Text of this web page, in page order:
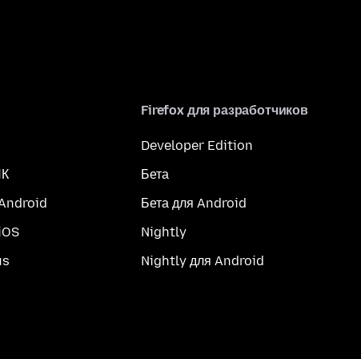
Firefox для разработчиков
Developer Edition
Бета
Бета для Android
Nightly
Nightly для Android